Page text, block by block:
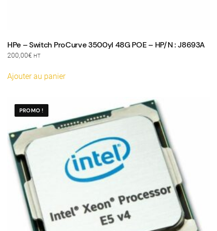
HPe – Switch ProCurve 3500yl 48G POE – HP/N : J8693A
200,00€ HT
Ajouter au panier
PROMO !